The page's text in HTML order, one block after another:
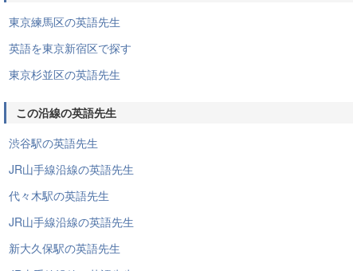
東京練馬区の英語先生
英語を東京新宿区で探す
東京杉並区の英語先生
この沿線の英語先生
渋谷駅の英語先生
JR山手線沿線の英語先生
代々木駅の英語先生
JR山手線沿線の英語先生
新大久保駅の英語先生